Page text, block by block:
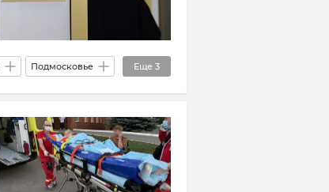
Еще 3
Подмосковье